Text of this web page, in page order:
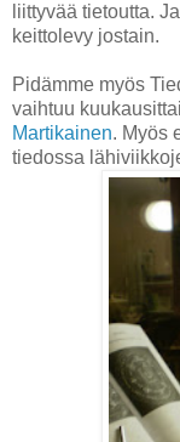
liittyvää tietoutta.
keittolevy jostain.
Pidämme myös
vaihtuu
Martikainen. Myös
tiedossa